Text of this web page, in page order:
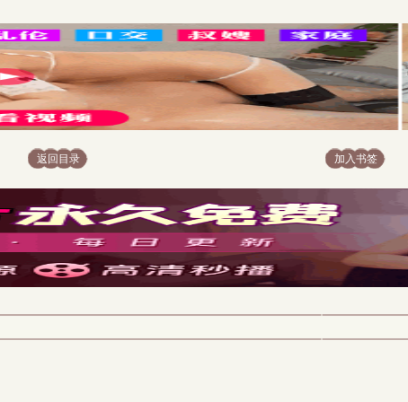
返回目录 加入书签